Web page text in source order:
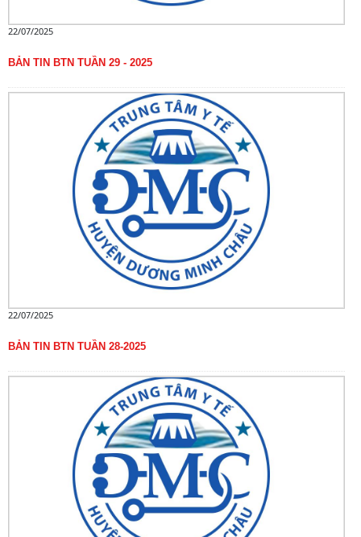
22/07/2025
BẢN TIN BTN TUẦN 29 - 2025
22/07/2025
BẢN TIN BTN TUẦN 28-2025